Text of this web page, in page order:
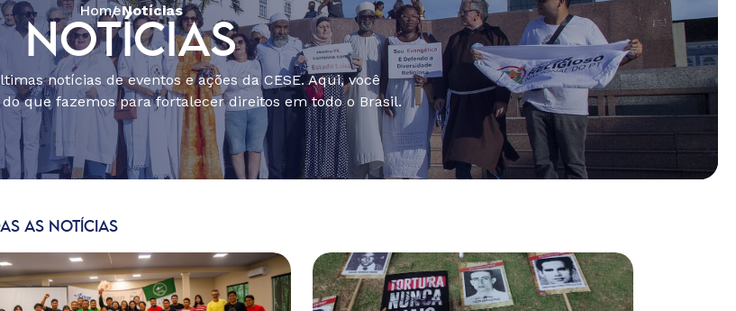
HomeNotícias
NOTÍCIAS
notícias de eventos e ações da CESE. Aqui, você
que fazemos para fortalecer direitos em todo o Brasil.
AS NOTÍCIAS